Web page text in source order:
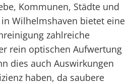
Kommunen, Städte und
Wilhelmshaven bietet eine
zahlreiche
rein optischen Aufwertung
dies auch Auswirkungen
haben, da saubere